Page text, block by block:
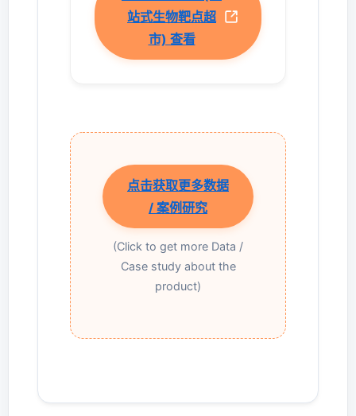
站式生物靶点超
市) 查看
点击获取更多数据
/ 案例研究
(Click to get more Data /
Case study about the
product)